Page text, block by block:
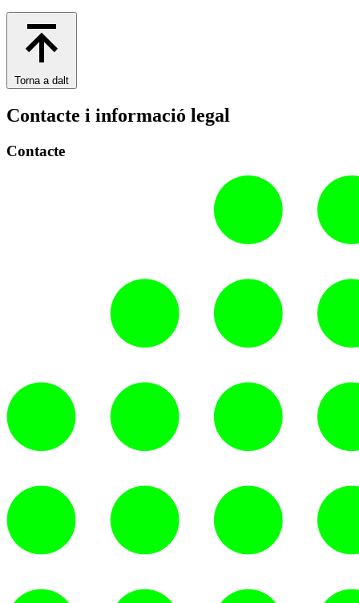
Torna a dalt
Contacte i informació legal
Contacte